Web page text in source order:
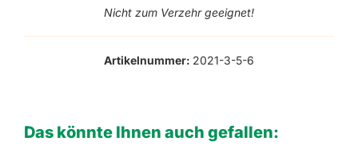
Nicht zum Verzehr geeignet!
Artikelnummer: 2021-3-5-6
Das könnte Ihnen auch gefallen: